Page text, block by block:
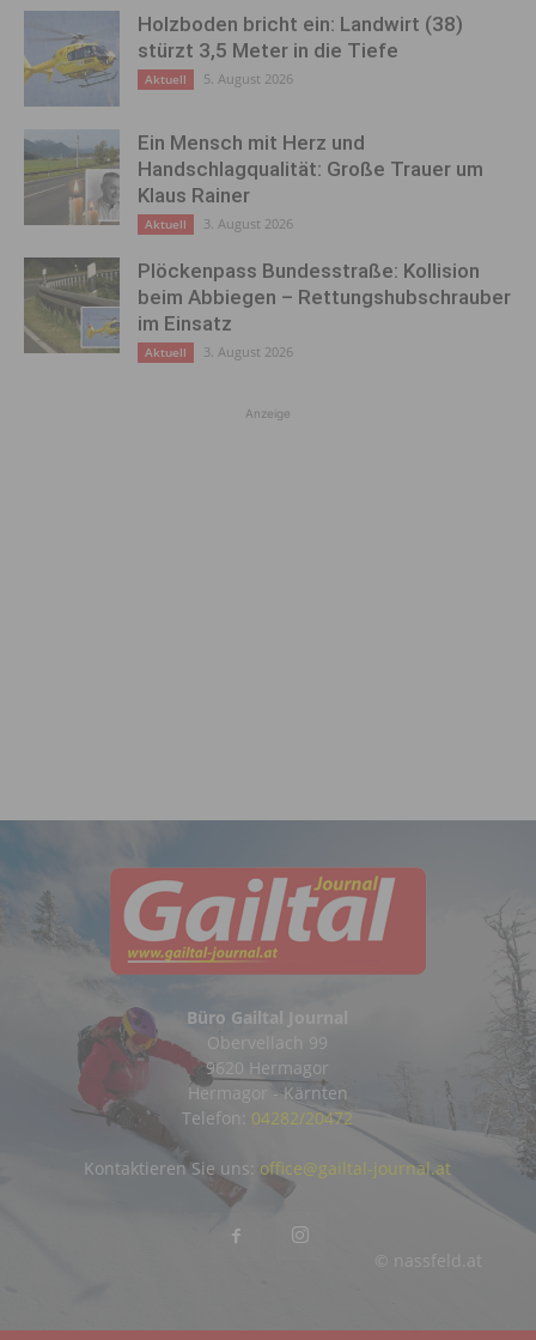
Holzboden bricht ein: Landwirt (38)
stürzt 3,5 Meter in die Tiefe
Aktuell 5. August 2026
Ein Mensch mit Herz und
Handschlagqualität: Große Trauer um
Klaus Rainer
Aktuell 3. August 2026
Plöckenpass Bundesstraße: Kollision
beim Abbiegen – Rettungshubschrauber
im Einsatz
Aktuell 3. August 2026
Anzeige
Büro Gailtal Journal
Obervellach 99
9620 Hermagor
Hermagor - Kärnten
Telefon: 04282/20472
© nassfeld.at
Kontaktieren Sie uns: office@gailtal-journal.at